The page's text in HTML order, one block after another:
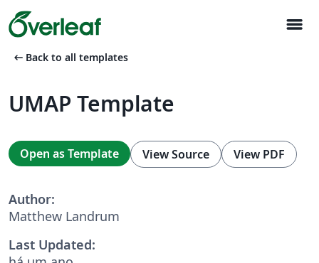
menu
arrow_left_alt Back to all templates
UMAP Template
Open as Template View Source View PDF
Author:
Matthew Landrum
Last Updated: